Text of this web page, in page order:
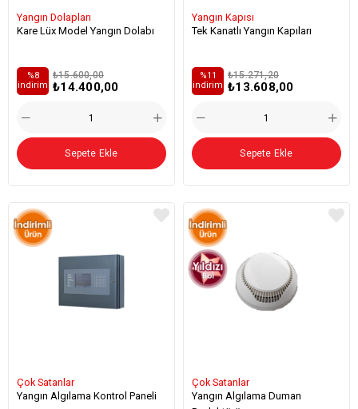
Yangın Dolapları
Kare Lüx Model Yangın Dolabı
₺14.400,00
₺15.600,00
%8
i̇ndirim
Sepete Ekle
Yangın Kapısı
Tek Kanatlı Yangın Kapıları
₺13.608,00
₺15.271,20
%11
i̇ndirim
Sepete Ekle
Çok Satanlar
Yangın Algılama Kontrol Paneli
Çok Satanlar
Yangın Algılama Duman